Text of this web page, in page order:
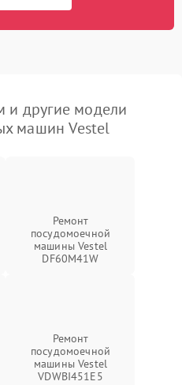
другие модели
машин Vestel
Ремонт
посудомоечной
машины Vestel
DF60M41W
Ремонт
посудомоечной
машины Vestel
VDWBI451E5